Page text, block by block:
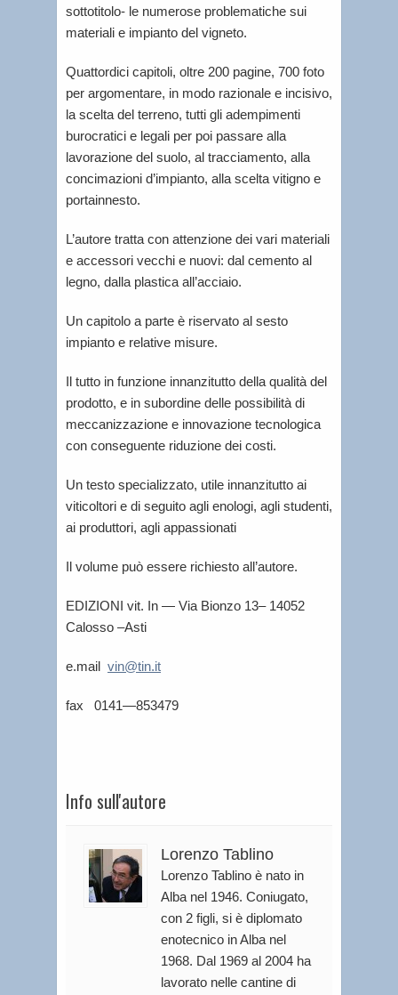
sottotitolo- le numerose problematiche sui
materiali e impianto del vigneto.
Quattordici capitoli, oltre 200 pagine, 700 foto
per argomentare, in modo razionale e incisivo,
la scelta del terreno, tutti gli adempimenti
burocratici e legali per poi passare alla
lavorazione del suolo, al tracciamento, alla
concimazioni d’impianto, alla scelta vitigno e
portainnesto.
L’autore tratta con attenzione dei vari materiali
e accessori vecchi e nuovi: dal cemento al
legno, dalla plastica all’acciaio.
Un capitolo a parte è riservato al sesto
impianto e relative misure.
Il tutto in funzione innanzitutto della qualità del
prodotto, e in subordine delle possibilità di
meccanizzazione e innovazione tecnologica
con conseguente riduzione dei costi.
Un testo specializzato, utile innanzitutto ai
viticoltori e di seguito agli enologi, agli studenti,
ai produttori, agli appassionati
Il volume può essere richiesto all’autore.
EDIZIONI vit. In — Via Bionzo 13– 14052
Calosso –Asti
e.mail vin@tin.it
fax 0141—853479
Info sull'autore
Lorenzo Tablino
Lorenzo Tablino è nato in
Alba nel 1946. Coniugato,
con 2 figli, si è diplomato
enotecnico in Alba nel
1968. Dal 1969 al 2004 ha
lavorato nelle cantine di